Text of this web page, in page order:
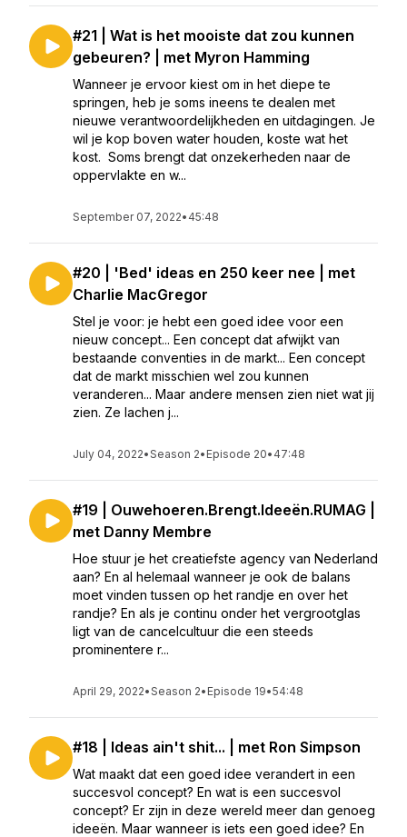
#21 | Wat is het mooiste dat zou kunnen
gebeuren? | met Myron Hamming
Wanneer je ervoor kiest om in het diepe te
springen, heb je soms ineens te dealen met
nieuwe verantwoordelijkheden en uitdagingen. Je
wil je kop boven water houden, koste wat het
kost. Soms brengt dat onzekerheden naar de
oppervlakte en w...
September 07, 2022• 45:48
#20 | 'Bed' ideas en 250 keer nee | met
Charlie MacGregor
Stel je voor: je hebt een goed idee voor een
nieuw concept... Een concept dat afwijkt van
bestaande conventies in de markt... Een concept
dat de markt misschien wel zou kunnen
veranderen... Maar andere mensen zien niet wat jij
zien. Ze lachen j...
July 04, 2022•Season 2• Episode 20• 47:48
#19 | Ouwehoeren.Brengt.Ideeën.RUMAG |
met Danny Membre
Hoe stuur je het creatiefste agency van Nederland
aan? En al helemaal wanneer je ook de balans
moet vinden tussen op het randje en over het
randje? En als je continu onder het vergrootglas
ligt van de cancelcultuur die een steeds
prominentere r...
April 29, 2022•Season 2• Episode 19•54:48
#18 | Ideas ain't shit... | met Ron Simpson
Wat maakt dat een goed idee verandert in een
succesvol concept? En wat is een succesvol
concept? Er zijn in deze wereld meer dan genoeg
ideeën. Maar wanneer is iets een goed idee? En